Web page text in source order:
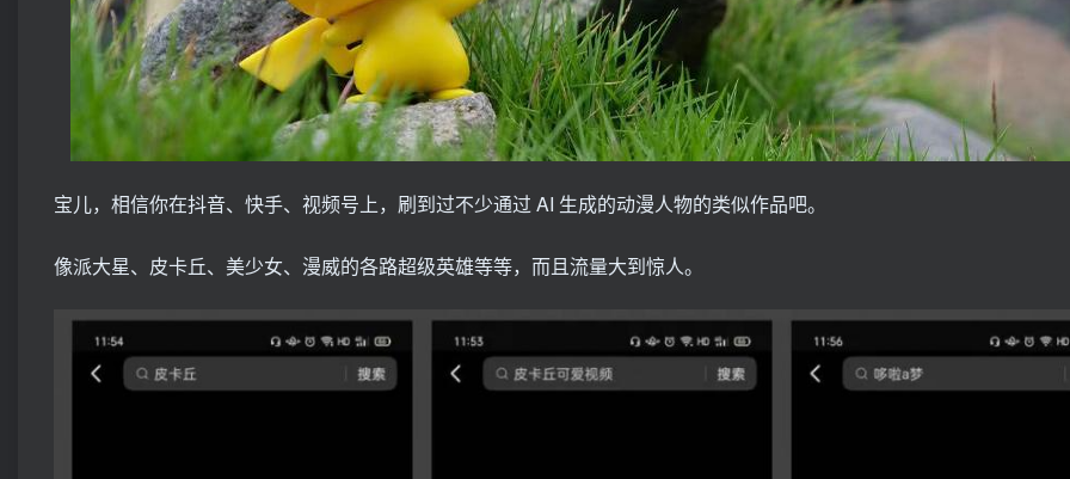
宝儿，相信你在抖音、快手、视频号上，刷到过不少通过 AI 生成的动漫人物的类似作品吧。
像派大星、皮卡丘、美少女、漫威的各路超级英雄等等，而且流量大到惊人。